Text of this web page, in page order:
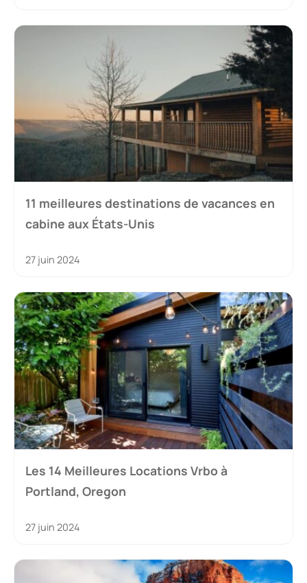
11 meilleures destinations de vacances en
cabine aux États-Unis
27 juin 2024
Les 14 Meilleures Locations Vrbo à
Portland, Oregon
27 juin 2024